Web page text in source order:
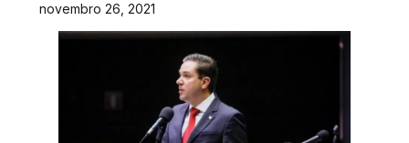
novembro 26, 2021